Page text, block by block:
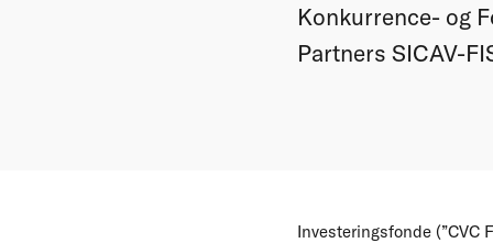
Konkurrence- og
Partners SICAV-
Investeringsfonde (”CVC